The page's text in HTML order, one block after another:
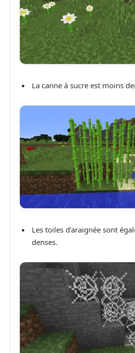
La canne à sucre est moins
Les toiles d’araignée sont
denses.